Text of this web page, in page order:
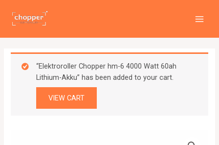
Inhalt
springen
VIEW CART
“Elektroroller Chopper hm-6 4000 Watt 60ah
Lithium-Akku” has been added to your cart.